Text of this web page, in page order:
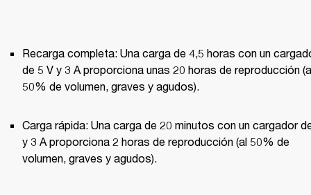
Recarga completa: Una carga de 4,5 horas con un
de 5 V y 3 A proporciona unas 20 horas de reproducción
50% de volumen, graves y agudos).
Carga rápida: Una carga de 20 minutos con un cargador
y 3 A proporciona 2 horas de reproducción (al 50% de
volumen, graves y agudos).